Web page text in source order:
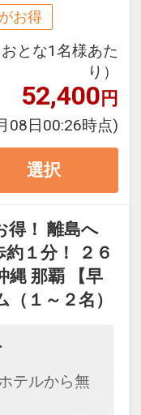
早３０】
予約受付で
更、おとな・
せん。
：００（通
！
ひとり様／
（６：３０
お得
とな1名様あた
り）
52,400円
08日00:26時点)
選択
得！ 離島へ
１分！ ２６
縄 那覇 【早
１～２名）
テルから無